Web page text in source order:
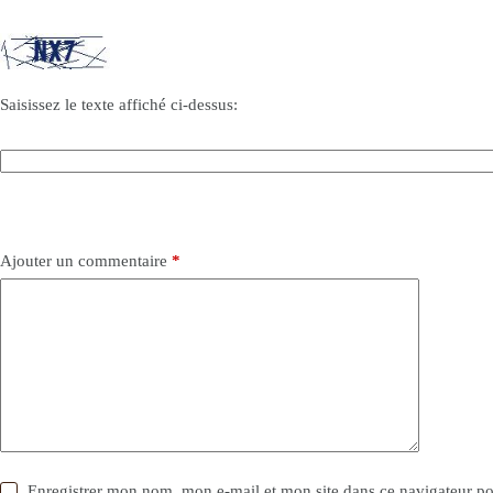
Saisissez le texte affiché ci-dessus:
Ajouter un commentaire *